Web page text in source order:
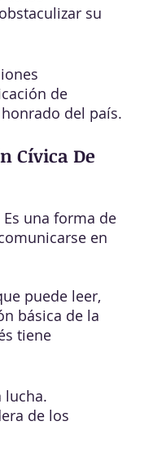
su
de
del país.
Cívica De
una forma de
en
puede leer,
básica de la
tiene
lucha.
de los